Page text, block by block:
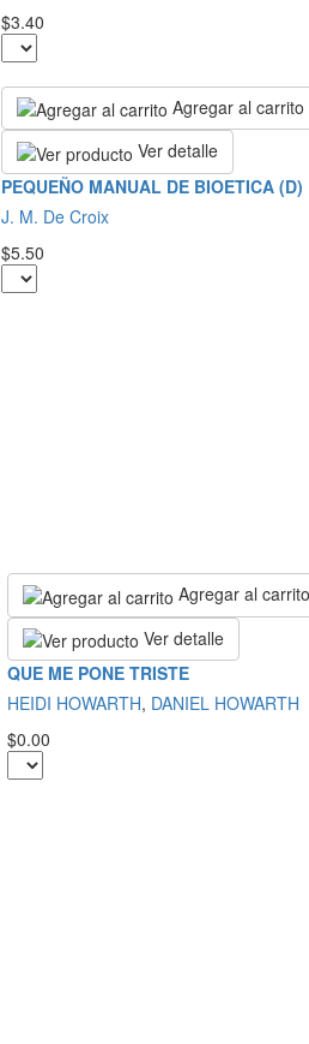
$3.40
Agregar al carrito
Ver detalle
PEQUEÑO MANUAL DE BIOETICA (D)
J. M. De Croix
$5.50
Agregar al carrito
Ver detalle
QUE ME PONE TRISTE
HEIDI HOWARTH, DANIEL HOWARTH
$0.00